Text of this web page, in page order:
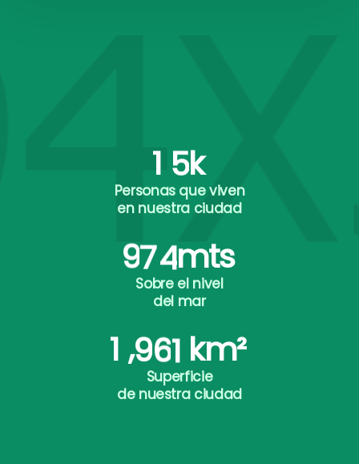
1 5k
Personas que viven
en nuestra ciudad
974mts
Sobre el nivel
del mar
1 ,961 km²
Superficie
de nuestra ciudad